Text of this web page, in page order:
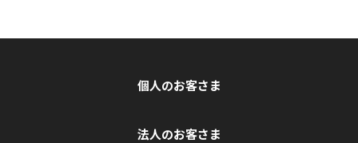
個人のお客さま
法人のお客さま